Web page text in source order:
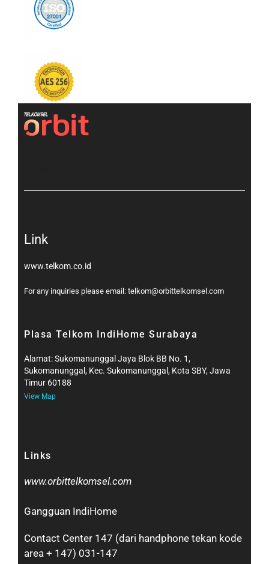
Link
www.telkom.co.id
For any inquiries please email: telkom@orbittelkomsel.com
Plasa Telkom IndiHome Surabaya
Alamat: Sukomanunggal Jaya Blok BB No. 1,
Sukomanunggal, Kec. Sukomanunggal, Kota SBY, Jawa
Timur 60188
View Map
Links
www.orbittelkomsel.com
Gangguan IndiHome
Contact Center 147 (dari handphone tekan kode
area + 147) 031-147